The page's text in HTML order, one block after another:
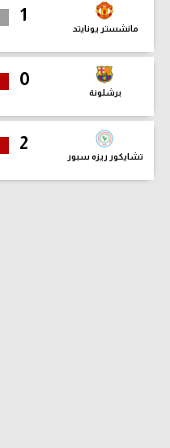
1
مانشستر يونايتد
0
برشلونة
2
تشايكور ريزه سبور